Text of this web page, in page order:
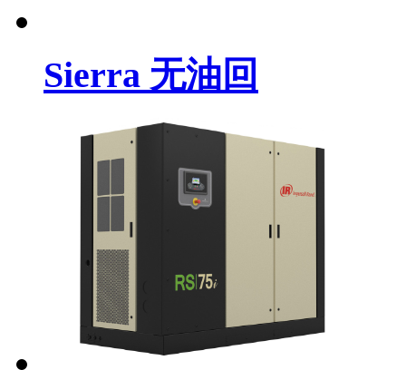
Sierra 无油回